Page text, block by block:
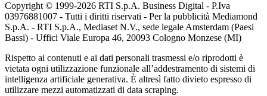
Copyright © 1999-2026 RTI S.p.A. Business Digital - P.Iva
03976881007 - Tutti i diritti riservati - Per la pubblicità Mediamond
S.p.A. - RTI S.p.A., Mediaset N.V., sede legale Amsterdam (Paesi
Bassi) - Uffici Viale Europa 46, 20093 Cologno Monzese (MI)
Rispetto ai contenuti e ai dati personali trasmessi e/o riprodotti è
vietata ogni utilizzazione funzionale all’addestramento di sistemi di
intelligenza artificiale generativa. È altresì fatto divieto espresso di
utilizzare mezzi automatizzati di data scraping.